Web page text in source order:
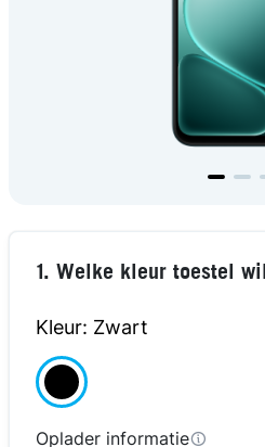
1. Welke kleur toestel
Kleur: Zwart
Oplader informatie